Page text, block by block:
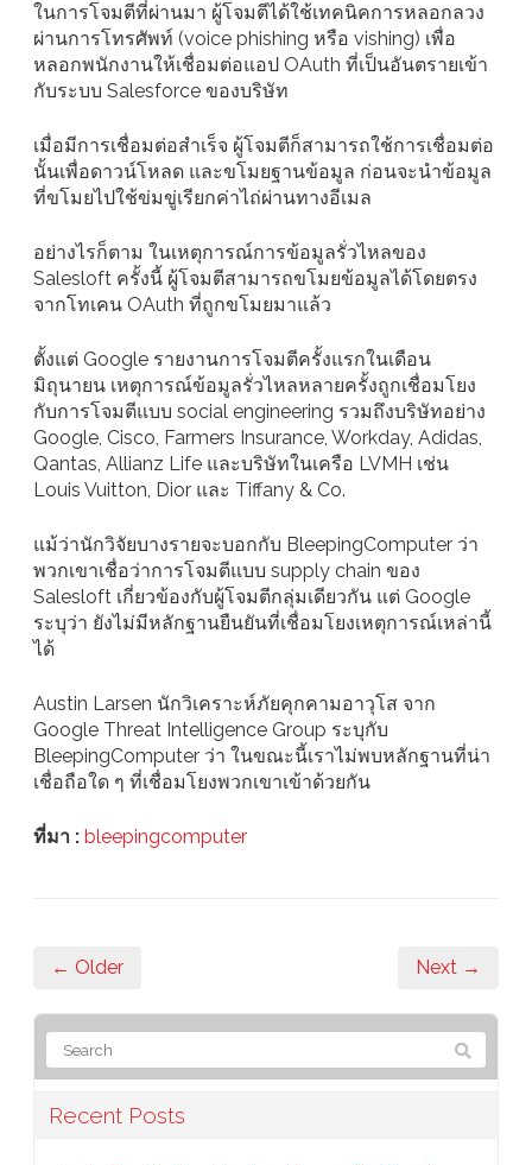
ในการโจมตีที่ผ่านมา ผู้โจมตีได้ใช้เทคนิคการหลอกลวง
ผ่านการโทรศัพท์ (voice phishing หรือ vishing) เพื่อ
หลอกพนักงานให้เชื่อมต่อแอป OAuth ที่เป็นอันตรายเข้า
กับระบบ Salesforce ของบริษัท
เมื่อมีการเชื่อมต่อสำเร็จ ผู้โจมตีก็สามารถใช้การเชื่อมต่อ
นั้นเพื่อดาวน์โหลด และขโมยฐานข้อมูล ก่อนจะนำข้อมูล
ที่ขโมยไปใช้ข่มขู่เรียกค่าไถ่ผ่านทางอีเมล
อย่างไรก็ตาม ในเหตุการณ์การข้อมูลรั่วไหลของ
Salesloft ครั้งนี้ ผู้โจมตีสามารถขโมยข้อมูลได้โดยตรง
จากโทเคน OAuth ที่ถูกขโมยมาแล้ว
ตั้งแต่ Google รายงานการโจมตีครั้งแรกในเดือน
มิถุนายน เหตุการณ์ข้อมูลรั่วไหลหลายครั้งถูกเชื่อมโยง
กับการโจมตีแบบ social engineering รวมถึงบริษัทอย่าง
Google, Cisco, Farmers Insurance, Workday, Adidas,
Qantas, Allianz Life และบริษัทในเครือ LVMH เช่น
Louis Vuitton, Dior และ Tiffany & Co.
แม้ว่านักวิจัยบางรายจะบอกกับ BleepingComputer ว่า
พวกเขาเชื่อว่าการโจมตีแบบ supply chain ของ
Salesloft เกี่ยวข้องกับผู้โจมตีกลุ่มเดียวกัน แต่ Google
ระบุว่า ยังไม่มีหลักฐานยืนยันที่เชื่อมโยงเหตุการณ์เหล่านี้
ได้
Austin Larsen นักวิเคราะห์ภัยคุกคามอาวุโส จาก
Google Threat Intelligence Group ระบุกับ
BleepingComputer ว่า ในขณะนี้เราไม่พบหลักฐานที่น่า
เชื่อถือใด ๆ ที่เชื่อมโยงพวกเขาเข้าด้วยกัน
ที่มา : bleepingcomputer
← Older Next →
Recent Posts